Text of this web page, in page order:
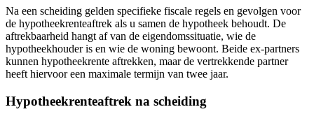
Na een scheiding gelden specifieke fiscale regels en gevolgen voor
de hypotheekrenteaftrek als u samen de hypotheek behoudt. De
aftrekbaarheid hangt af van de eigendomssituatie, wie de
hypotheekhouder is en wie de woning bewoont. Beide ex-partners
kunnen hypotheekrente aftrekken, maar de vertrekkende partner
heeft hiervoor een maximale termijn van twee jaar.
Hypotheekrenteaftrek na scheiding